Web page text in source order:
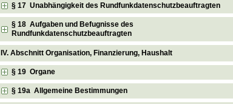
§ 17 Unabhängigkeit des Rundfunkdatenschutzbeauftragten
§ 18 Aufgaben und Befugnisse des
Rundfunkdatenschutzbeauftragten
IV. Abschnitt Organisation, Finanzierung, Haushalt
§ 19 Organe
§ 19a Allgemeine Bestimmungen